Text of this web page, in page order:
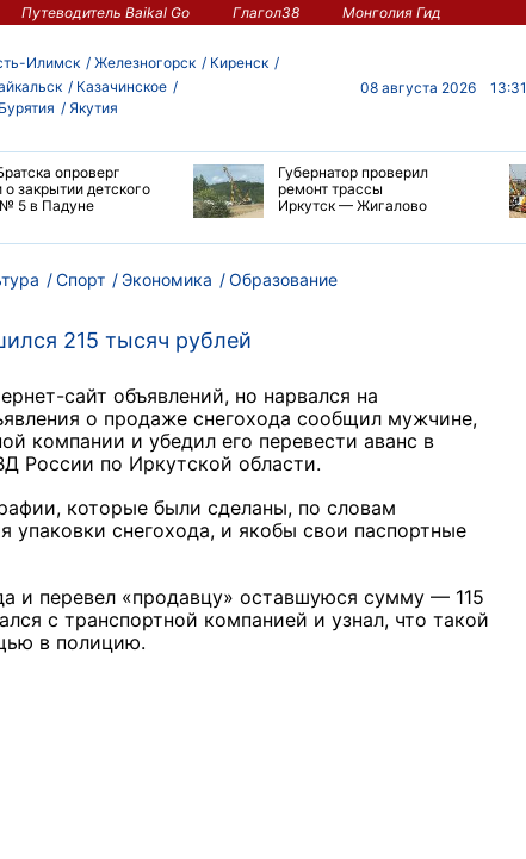
Путеводитель Baikal Go Глагол38 Монголия Гид
Илимск Железногорск Киренск
Казачинское
Бурятия Якутия
08 августа 2026 13:31
опроверг
о закрытии детского
5 в Падуне
Губернатор проверил
ремонт трассы
Иркутск — Жигалово
Спорт Экономика Образование
215 тысяч рублей
сайт объявлений, но нарвался на
о продаже снегохода сообщил мужчине,
компании и убедил его перевести аванс в
России по Иркутской области.
которые были сделаны, по словам
снегохода, и якобы свои паспортные
и перевел «продавцу» оставшуюся сумму — 115
с транспортной компанией и узнал, что такой
в полицию.